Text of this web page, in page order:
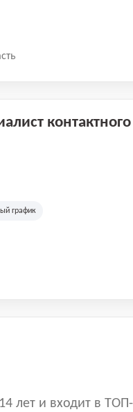
график
лет и входит в